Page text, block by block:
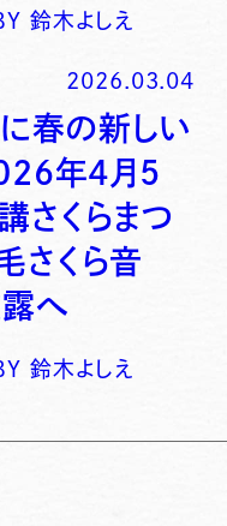
鈴木よしえ
2026.03.04
に春の新しい
年4月5
さくらまつ
さくら音
へ
鈴木よしえ